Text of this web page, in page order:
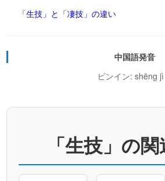
「生技」と「凄技」の違い
中国語発音
ピンイン: shēng jì
「生技」の